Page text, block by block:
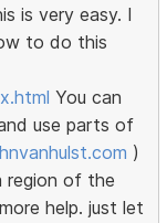
is very easy. I
to do this
You can
use parts of
)
region of the
help. just let